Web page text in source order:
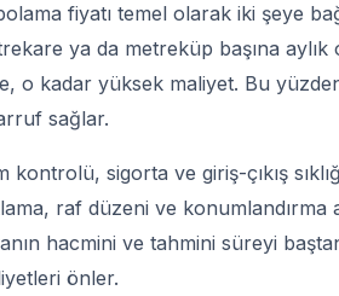
fiyatı temel olarak iki şeye
ya da metreküp başına
o kadar yüksek maliyet. Bu
sağlar.
kontrolü, sigorta ve giriş-çıkış
raf düzeni ve konumlandırma
hacmini ve tahmini süreyi
önler.